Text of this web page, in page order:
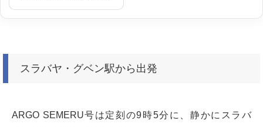
スラバヤ・グベン駅から出発
ARGO SEMERU号は定刻の9時5分に、静かにスラバ